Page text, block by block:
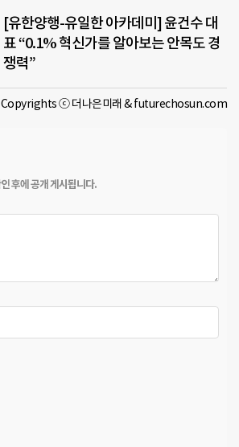
[유한양행-유일한 아카데미] 윤건수 대
표 “0.1% 혁신가를 알아보는 안목도 경
쟁력”
Copyrights ⓒ 더나은미래 & futurechosun.com